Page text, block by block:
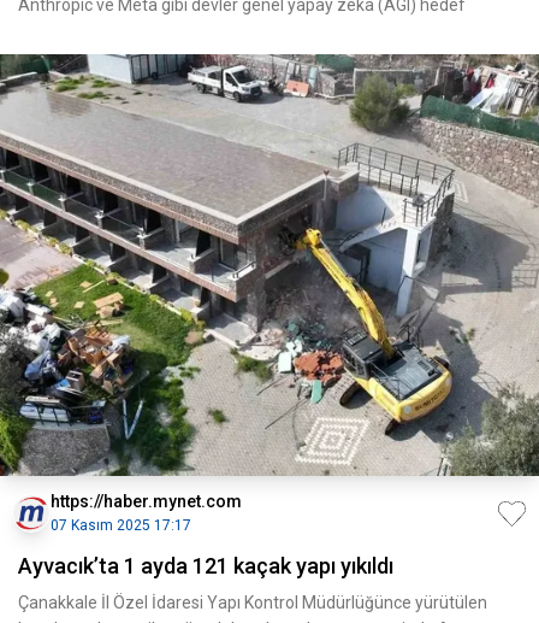
Anthropic ve Meta gibi devler genel yapay zekâ (AGI) hedef
https://haber.mynet.com
07 Kasım 2025 17:17
Ayvacık’ta 1 ayda 121 kaçak yapı yıkıldı
Çanakkale İl Özel İdaresi Yapı Kontrol Müdürlüğünce yürütülen